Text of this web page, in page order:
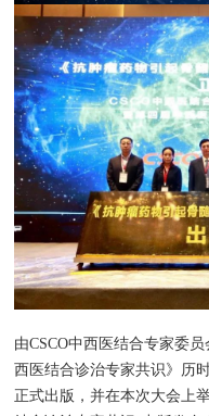
由CSCO中西医结合专家委
西医结合诊治专家共识》历
正式出版，并在本次大会上